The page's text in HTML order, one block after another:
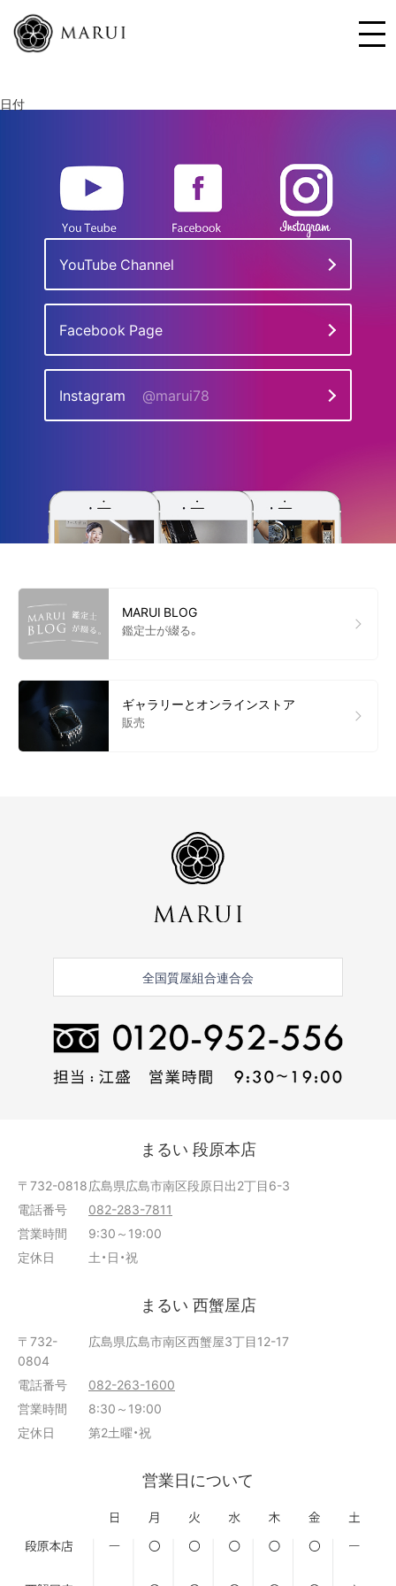
日付
YouTube Channel
Facebook Page
Instagram @marui78
MARUI BLOG
鑑定士が綴る。
ギャラリーとオンラインストア
販売
全国質屋組合連合会
まるい 段原本店
〒732-0818広島県広島市南区段原日出2丁目6-3
電話番号
082-283-7811
営業時間
9:30～19:00
定休日
土・日・祝
まるい 西蟹屋店
〒732-
0804
広島県広島市南区西蟹屋3丁目12-17
電話番号
082-263-1600
営業時間
8:30～19:00
定休日
第2土曜・祝
営業日について